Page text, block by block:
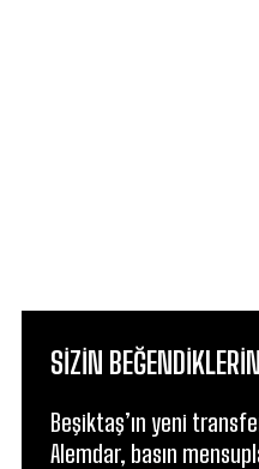
SIZIN
Beşiktaş’ın yeni
Alemdar, basın